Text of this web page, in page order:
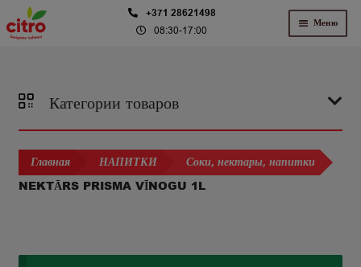
Перейти
Перейти
+371 28621498
08:30-17:00
Меню
Категории товаров
Главная НАПИТКИ
Соки, нектары, напитки
NEKTĀRS PRISMA VĪNOGU 1L